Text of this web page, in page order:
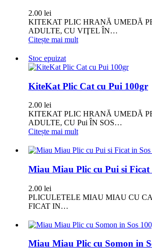
2.00 lei
KITEKAT PLIC HRANĂ UMEDĂ
ADULTE, CU VIŢEL ÎN…
Citește mai mult
Stoc epuizat
KiteKat Plic Cat cu Pui 100gr
2.00 lei
KITEKAT PLIC HRANĂ UMEDĂ
ADULTE, CU Pui ÎN SOS…
Citește mai mult
Miau Miau Plic cu Pui si Ficat
2.00 lei
PLICULETELE MIAU MIAU CU
FICAT IN…
Miau Miau Plic cu Somon in